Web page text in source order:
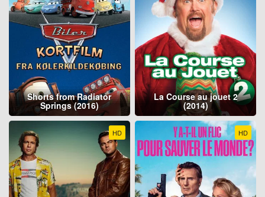
Shorts from Radiator
Springs (2016)
La Course au jouet 2
(2014)
HD HD